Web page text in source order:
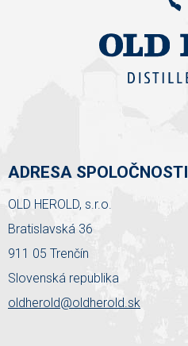
ADRESA SPOLOČNOSTI
OLD HEROLD, s.r.o.
Bratislavská 36
911 05 Trenčín
Slovenská republika
oldherold@oldherold.sk